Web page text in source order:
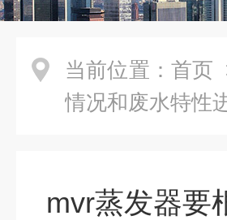
当前位置： 首页
情况和废水特性
mvr蒸发器要